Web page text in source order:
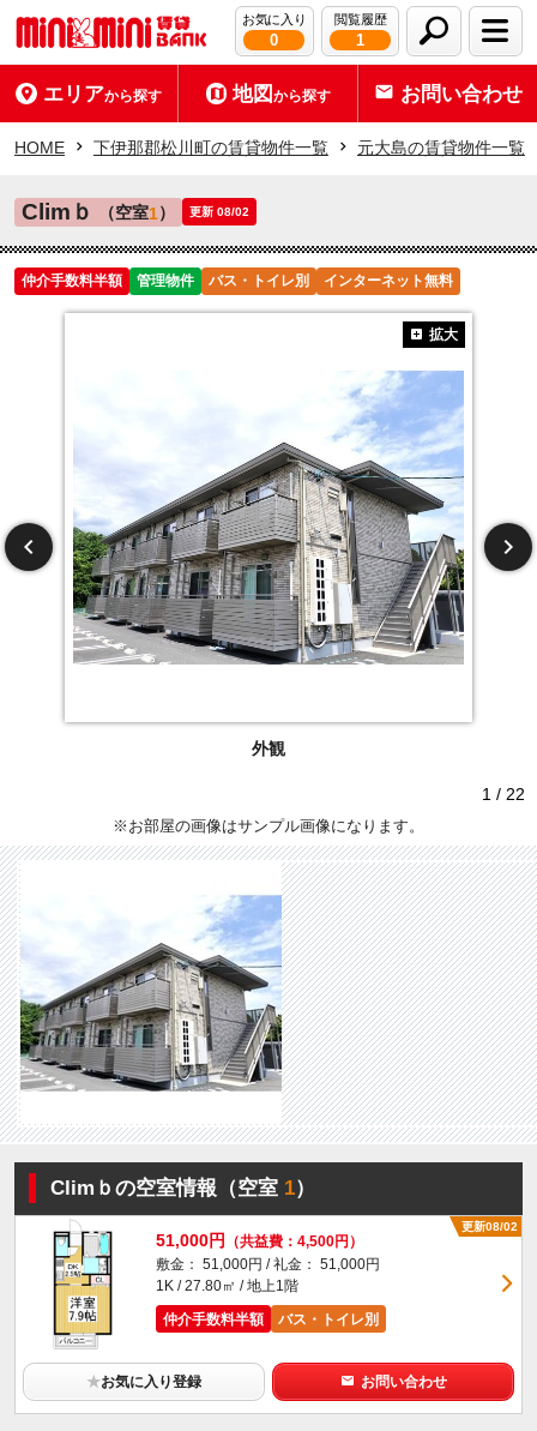
お気に入り
0
閲覧履歴
1
エリアから探す 地図から探す お問い合わせ
HOME 下伊那郡松川町の賃貸物件一覧 元大島の賃貸物件一覧
Climｂ （空室1） 更新 08/02
仲介手数料半額 管理物件 バス・トイレ別 インターネット無料
外観
拡大
1 / 22
※お部屋の画像はサンプル画像になります。
Climｂの空室情報（空室1）
更新08/02
51,000円
（共益費：4,500円）
敷金： 51,000円 / 礼金： 51,000円
1K / 27.80㎡ / 地上1階
仲介手数料半額
バス・トイレ別
★お気に入り登録 お問い合わせ